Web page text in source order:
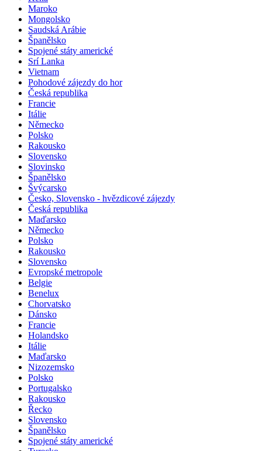
Maroko
Mongolsko
Saudská Arábie
Španělsko
Spojené státy americké
Srí Lanka
Vietnam
Pohodové zájezdy do hor
Česká republika
Francie
Itálie
Německo
Polsko
Rakousko
Slovensko
Slovinsko
Španělsko
Švýcarsko
Česko, Slovensko - hvězdicové zájezdy
Česká republika
Maďarsko
Německo
Polsko
Rakousko
Slovensko
Evropské metropole
Belgie
Benelux
Chorvatsko
Dánsko
Francie
Holandsko
Itálie
Maďarsko
Nizozemsko
Polsko
Portugalsko
Rakousko
Řecko
Slovensko
Španělsko
Spojené státy americké